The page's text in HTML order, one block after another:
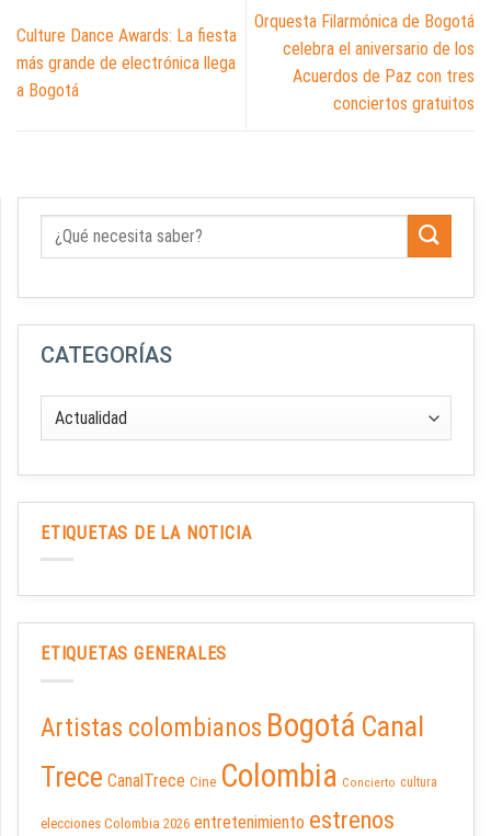
Culture Dance Awards: La fiesta
más grande de electrónica llega
a Bogotá
Orquesta Filarmónica de Bogotá
celebra el aniversario de los
Acuerdos de Paz con tres
conciertos gratuitos
CATEGORÍAS
ETIQUETAS DE LA NOTICIA
ETIQUETAS GENERALES
Artistas colombianos Bogotá Canal
Trece CanalTrece Cine Colombia Concierto cultura
elecciones Colombia 2026 entretenimiento estrenos